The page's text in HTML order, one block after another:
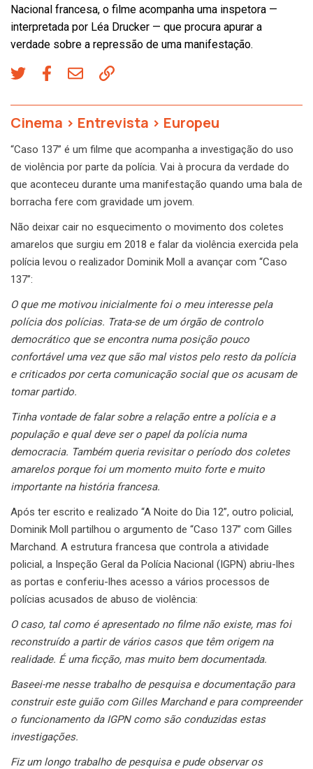
Nacional francesa, o filme acompanha uma inspetora —
interpretada por Léa Drucker — que procura apurar a
verdade sobre a repressão de uma manifestação.
Cinema > Entrevista > Europeu
“Caso 137” é um filme que acompanha a investigação do uso
de violência por parte da polícia. Vai à procura da verdade do
que aconteceu durante uma manifestação quando uma bala de
borracha fere com gravidade um jovem.
Não deixar cair no esquecimento o movimento dos coletes
amarelos que surgiu em 2018 e falar da violência exercida pela
polícia levou o realizador Dominik Moll a avançar com “Caso
137”:
O que me motivou inicialmente foi o meu interesse pela
polícia dos polícias. Trata-se de um órgão de controlo
democrático que se encontra numa posição pouco
confortável uma vez que são mal vistos pelo resto da polícia
e criticados por certa comunicação social que os acusam de
tomar partido.
Tinha vontade de falar sobre a relação entre a polícia e a
população e qual deve ser o papel da polícia numa
democracia. Também queria revisitar o período dos coletes
amarelos porque foi um momento muito forte e muito
importante na história francesa.
Após ter escrito e realizado “A Noite do Dia 12”, outro policial,
Dominik Moll partilhou o argumento de “Caso 137” com Gilles
Marchand. A estrutura francesa que controla a atividade
policial, a Inspeção Geral da Polícia Nacional (IGPN) abriu-lhes
as portas e conferiu-lhes acesso a vários processos de
polícias acusados de abuso de violência:
O caso, tal como é apresentado no filme não existe, mas foi
reconstruído a partir de vários casos que têm origem na
realidade. É uma ficção, mas muito bem documentada.
Baseei-me nesse trabalho de pesquisa e documentação para
construir este guião com Gilles Marchand e para compreender
o funcionamento da IGPN como são conduzidas estas
investigações.
Fiz um longo trabalho de pesquisa e pude observar os